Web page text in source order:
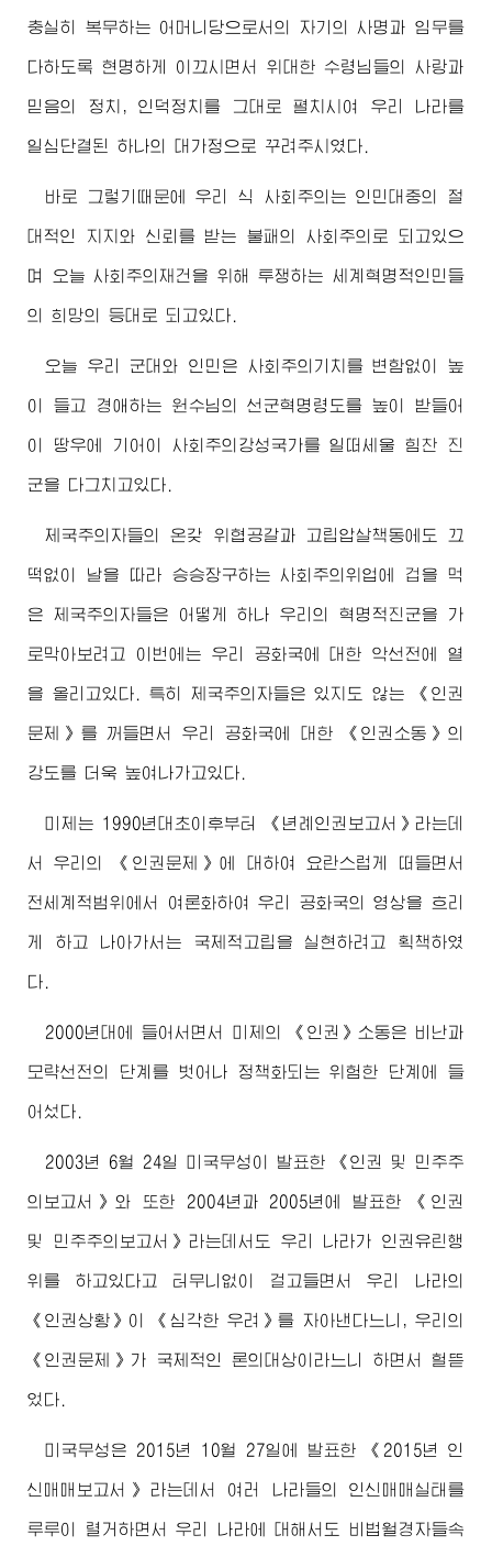
충실히 복무하는 어머니당으로서의 자기의 사명과 임무를
다하도록 현명하게 이끄시면서 위대한 수령님들의 사랑과
믿음의 정치, 인덕정치를 그대로 펼치시여 우리 나라를
일심단결된 하나의 대가정으로 꾸려주시였다.
바로 그렇기때문에 우리 식 사회주의는 인민대중의 절
대적인 지지와 신뢰를 받는 불패의 사회주의로 되고있으
며 오늘 사회주의재건을 위해 투쟁하는 세계혁명적인민들
의 희망의 등대로 되고있다.
오늘 우리 군대와 인민은 사회주의기치를 변함없이 높
이 들고 경애하는 원수님 의 선군혁명령도를 높이 받들어
이 땅우에 기어이 사회주의강성국가를 일떠세울 힘찬 진
군을 다그치고있다.
제국주의자들의 온갖 위협공갈과 고립압살책동에도 끄
떡없이 날을 따라 승승장구하는 사회주의위업에 겁을 먹
은 제국주의자들은 어떻게 하나 우리의 혁명적진군을 가
로막아보려고 이번에는 우리 공화국에 대한 악선전에 열
을 올리고있다. 특히 제국주의자들은 있지도 않는 《인권
문제》를 꺼들면서 우리 공화국에 대한 《인권소동》의
강도를 더욱 높여나가고있다.
미제는 1990년대초이후부터 《년례인권보고서》라는데
서 우리의 《인권문제》에 대하여 요란스럽게 떠들면서
전세계적범위에서 여론화하여 우리 공화국의 영상을 흐리
게 하고 나아가서는 국제적고립을 실현하려고 획책하였
다.
2000년대에 들어서면서 미제의 《인권》소동은 비난과
모략선전의 단계를 벗어나 정책화되는 위험한 단계에 들
어섰다.
2003년 6월 24일 미국무성이 발표한 《인권 및 민주주
의보고서》와 또한 2004년과 2005년에 발표한 《인권
및 민주주의보고서》라는데서도 우리 나라가 인권유린행
위를 하고있다고 터무니없이 걸고들면서 우리 나라의
《인권상황》이 《심각한 우려》를 자아낸다느니, 우리의
《인권문제》가 국제적인 론의대상이라느니 하면서 헐뜯
었다.
미국무성은 2015년 10월 27일에 발표한 《2015년 인
신매매보고서》라는데서 여러 나라들의 인신매매실태를
루루이 렬거하면서 우리 나라에 대해서도 비법월경자들속